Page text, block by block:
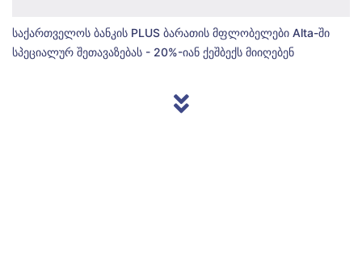
საქართველოს ბანკის PLUS ბარათის მფლობელები Alta-ში
სპეციალურ შეთავაზებას - 20%-იან ქეშბექს მიიღებენ